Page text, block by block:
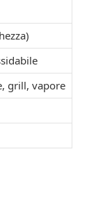
grill, vapore